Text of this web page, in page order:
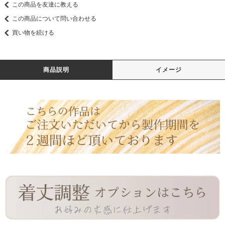
この商品を友達に教える
この商品について問い合わせる
買い物を続ける
商品説明 イメージ